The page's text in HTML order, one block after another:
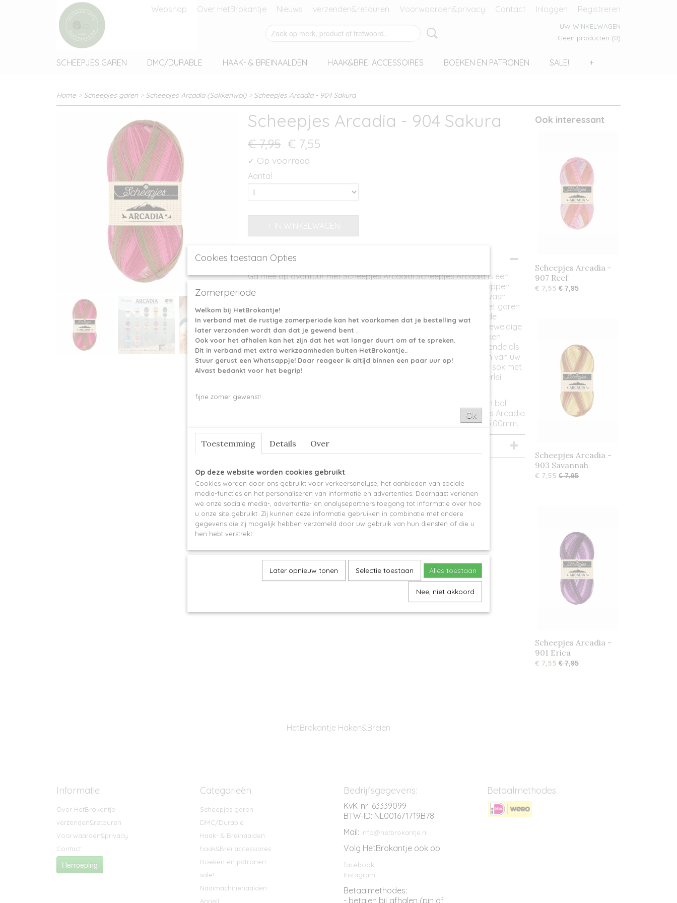
Webshop Over HetBrokantje Nieuws verzenden&retouren Voorwaarden&privacy Contact Inloggen Registreren
UW WINKELWAGEN
Geen producten (0)
SCHEEPJES GAREN DMC/DURABLE HAAK- & BREINAALDEN HAAK&BREI ACCESSOIRES BOEKEN EN PATRONEN SALE! +
Home > Scheepjes garen > Scheepjes Arcadia (Sokkenwol)> Scheepjes Arcadia - 904 Sakura
Scheepjes Arcadia - 904 Sakura
€ 7,95 € 7,55
✓ Op voorraad
Aantal
Omschrijving
Ga mee op avontuur met Scheepjes Arcadia! Scheepjes Arcadia is een
prachtig sokkengaren, geïnspireerd op indrukwekkende landschappen
van over de hele wereld. Het is een slijtvast garen van 75% superwash
scheerwol en 25% polyamide in zelfstrepende en effen kleuren. Het garen
is warm en heeft de ademende kwaliteit van wol, maar is dankzij de
polyamide slijtvast en onderhoudsvriendelijk. Arcadia heeft een geweldige
stekendefinitie, voelt licht rustiek aan en wordt tijdens het verwerken
zachter. De collectie van Scheepjes Arcadia biedt zowel zelfstrepende als
effen kleuren, wat tal van mogelijkheden geeft in het samenstellen van uw
zelfgebreide lievelingssokken. Brei bijvoorbeeld een zelfstrepende sok met
een effen hiel en tenen. Arcadia is natuurlijk ook geschikt voor allerlei
Het garen is verkrijgbaar in 7 zelfstrepende en 5 effen kleuren. Een bol
weegt 100 gram en heeft een looplengte van 396 meter. Scheepjes Arcadia
heeft een fingering gewicht en de aanbevolen naalddikte is 2.50-3.00mm.
Reacties
Ook interessant
Scheepjes Arcadia -
907 Reef
€ 7,55 € 7,95
Scheepjes Arcadia -
903 Savannah
€ 7,55 € 7,95
Scheepjes Arcadia -
901 Erica
€ 7,55 € 7,95
HetBrokantje Haken&Breien
Informatie
Over HetBrokantje
verzenden&retouren
Voorwaarden&privacy
Contact
Herroeping
Categorieën
Scheepjes garen
DMC/Durable
Haak- & Breinaalden
haak&Brei accessoires
Boeken en patronen
sale!
Naaimachinenaalden
Annell
Bedrijfsgegevens:
KvK-nr: 63339099
BTW-ID: NL001671719B78
Mail: info@hetbrokantje.nl
Volg HetBrokantje ook op:
facebook
Instagram
Betaalmethodes:
- betalen bij afhalen (pin of
Betaalmethodes
Cookies toestaan Opties
Zomerperiode
Welkom bij HetBrokantje!
In verband met de rustige zomerperiode kan het voorkomen dat je bestelling wat
later verzonden wordt dan dat je gewend bent .
Ook voor het afhalen kan het zijn dat het wat langer duurt om af te spreken.
Dit in verband met extra werkzaamheden buiten HetBrokantje..
Stuur gerust een Whatsappje! Daar reageer ik altijd binnen een paar uur op!
Alvast bedankt voor het begrip!
fijne zomer gewenst!
Ok
Toestemming Details Over
Op deze website worden cookies gebruikt
Cookies worden door ons gebruikt voor verkeersanalyse, het aanbieden van sociale
media-functies en het personaliseren van informatie en advertenties. Daarnaast verlenen
we onze sociale media-, advertentie- en analysepartners toegang tot informatie over hoe
u onze site gebruikt. Zij kunnen deze informatie gebruiken in combinatie met andere
gegevens die zij mogelijk hebben verzameld door uw gebruik van hun diensten of die u
hen hebt verstrekt.
Later opnieuw tonen Selectie toestaan Alles toestaan
Nee, niet akkoord